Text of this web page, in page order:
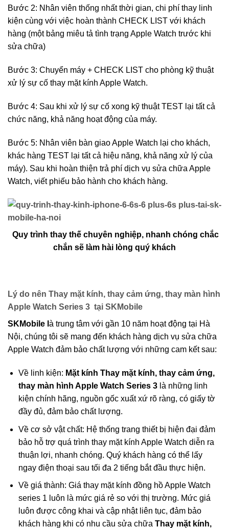
Bước 2: Nhân viên thống nhất thời gian, chi phí thay linh
kiện cùng với việc hoàn thành CHECK LIST với khách
hàng (một bảng miêu tả tình trạng Apple Watch trước khi
sửa chữa)
Bước 3: Chuyển máy + CHECK LIST cho phòng kỹ thuật
xử lý sự cố thay mặt kính Apple Watch.
Bước 4: Sau khi xử lý sự cố xong kỹ thuật TEST lại tất cả
chức năng, khả năng hoạt động của máy.
Bước 5: Nhân viên bàn giao Apple Watch lại cho khách,
khác hàng TEST lại tất cả hiệu năng, khả năng xử lý của
máy). Sau khi hoàn thiện trả phí dịch vụ sửa chữa Apple
Watch, viết phiếu bảo hành cho khách hàng.
Quy trình thay thế chuyên nghiệp, nhanh chóng chắc
chắn sẽ làm hài lòng quý khách
Lý do nên Thay mặt kính, thay cảm ứng, thay màn hình
Apple Watch Series 3 tại SKMobile
SKMobile l à trung tâm với gần 10 năm hoạt động tại Hà
Nội, chúng tôi sẽ mang đến khách hàng dịch vụ sửa chữa
Apple Watch đảm bảo chất lượng với những cam kết sau:
Về linh kiện: Mặt kính Thay mặt kính, thay cảm ứng,
thay màn hình Apple Watch Series 3là những linh
kiện chính hãng, nguồn gốc xuất xứ rõ ràng, có giấy tờ
đầy đủ, đảm bảo chất lượng.
Về cơ sở vật chất: Hệ thống trang thiết bị hiện đại đảm
bảo hỗ trợ quá trình thay mặt kính Apple Watch diễn ra
thuận lợi, nhanh chóng. Quý khách hàng có thể lấy
ngay điện thoại sau tối đa 2 tiếng bắt đầu thực hiện.
Về giá thành: Giá thay mặt kính đồng hồ Apple Watch
series 1 luôn là mức giá rẻ so với thị trường. Mức giá
luôn được công khai và cập nhật liên tục, đảm bảo
khách hàng khi có nhu cầu sửa chữa Thay mặt kính,